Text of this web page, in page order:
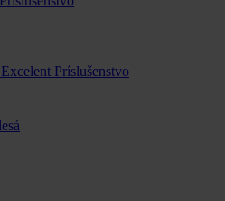
Excelent Príslušenstvo